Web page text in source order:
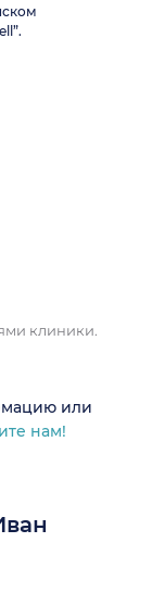
клиники.
или
нам!